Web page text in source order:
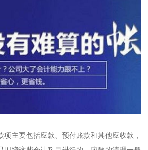
项主要包括应款、预付账款和其他应收款，